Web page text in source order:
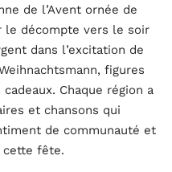
de l’Avent ornée de
le décompte vers le soir
dans l’excitation de
figures
Chaque région a
et chansons qui
de communauté et
cette fête.